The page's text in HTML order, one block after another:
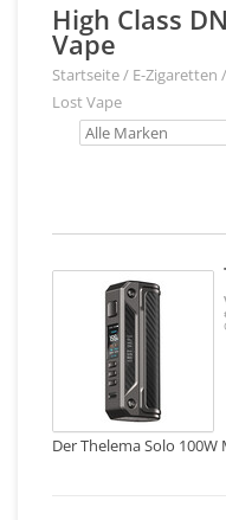
High Class
Vape
Startseite/ E-Zigaretten /
Lost Vape
Der Thelema Solo